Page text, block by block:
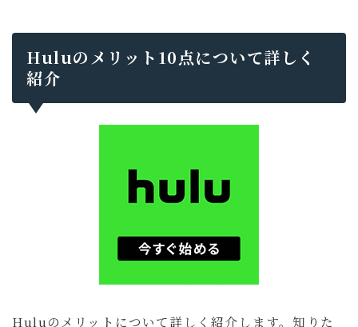
Huluのメリット10点について詳しく
紹介
Huluのメリットについて詳しく紹介します。知りた